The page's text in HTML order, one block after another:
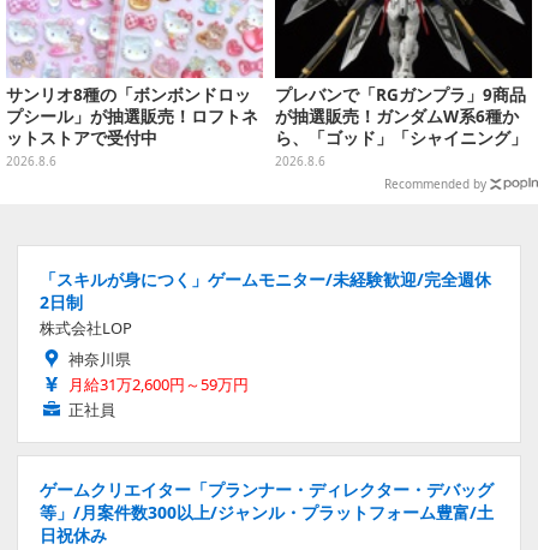
サンリオ8種の「ボンボンドロッ
プシール」が抽選販売！ロフトネ
ットストアで受付中
2026.8.6
プレバンで「RGガンプラ」9商品
が抽選販売！ガンダムW系6種か
ら、「ゴッド」「シャイニング」
まで
2026.8.6
Recommended by
「スキルが身につく」ゲームモニター/未経験歓迎/完全週休
2日制
株式会社LOP
神奈川県
月給31万2,600円～59万円
正社員
ゲームクリエイター「プランナー・ディレクター・デバッグ
等」/月案件数300以上/ジャンル・プラットフォーム豊富/土
日祝休み